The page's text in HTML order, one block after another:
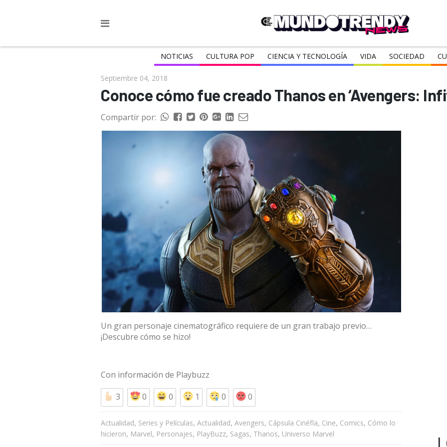
NOTICIAS CULTURA POP CIENCIA Y TECNOLOGÍA VIDA SOCIEDAD
Septiembre 04, 2018
Conoce cómo fue creado Thanos en ‘Avengers:
Compartir por:
Un gran personaje cinematográfico requiere de un gran trabajo previo…
¡Descubre cómo se hizo!
Con información de Playbuzz
3
0 0 1 0 0
Actualidad, Series y Películas, Actualidad, Avengers, Cápsula Cinéfla, Cine, Comics, Cómo lo
hicieron, Marvel, Personajes, PlayBuzz, Sagas, Thanos, Universo Marvel